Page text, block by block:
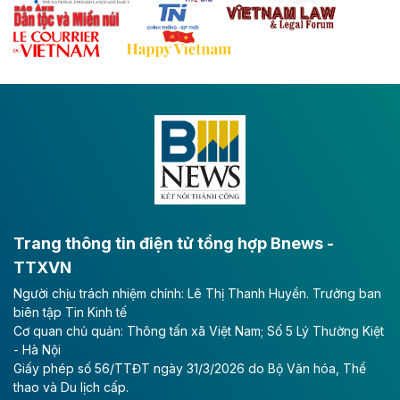
Theo baodautu.vn
Đề xuất đầu tư 11.500 tỷ đồng xây dựng cao
tốc CT.11 qua Ninh Bình
Đông A dài khoảng 25,1 km được kỳ vọng sẽ tạo động
lực phát triển kinh tế - xã hội khu vực phía Nam đồng
Long Thành
Tổng công ty Cảng hàng không Việt Nam - CTCP
(ACV) vừa lập kỷ lục mới về lợi nhuận trong quý
II/2026.
Theo baodautu.vn
Vinaconex lập đỉnh doanh thu
Trang thông tin điện tử tổng hợp Bnews -
TTXVN
Người chịu trách nhiệm chính: Lê Thị Thanh Huyền. Trưởng ban
biên tập Tin Kinh tế
Cơ quan chủ quản: Thông tấn xã Việt Nam; Số 5 Lý Thường Kiệt
- Hà Nội
Giấy phép số 56/TTĐT ngày 31/3/2026 do Bộ Văn hóa, Thể
thao và Du lịch cấp.